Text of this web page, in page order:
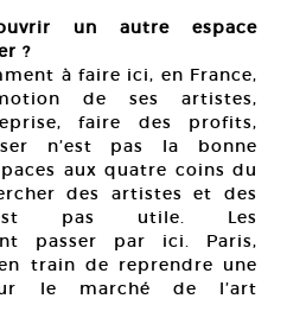
un autre espace
?
à faire ici, en France,
de ses artistes,
faire des profits,
n’est pas la bonne
aux quatre coins du
des artistes et des
pas utile. Les
passer par ici. Paris,
train de reprendre une
le marché de l’art